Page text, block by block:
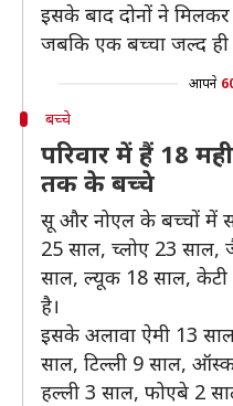
इसके बाद दोनों ने
जबकि एक बच्चा जल्द ही
आपने
बच्चे
परिवार में हैं 18
तक के बच्चे
सू और नोएल के बच्चों में
25 साल, च्लोए 23
साल, ल्यूक 18 साल,
है।
इसके अलावा ऐमी 13
साल, टिल्ली 9 साल,
हल्ली 3 साल, फोएबे 2